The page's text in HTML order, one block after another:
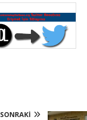
SONRAKI